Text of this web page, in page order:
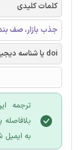
کلمات کلیدی
جذب بازار، صف
doi یا شناسه دیجیتال
ترجمه
به ایمیل